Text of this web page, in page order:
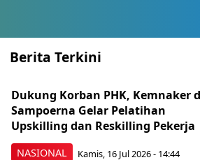
Berita Terkini
NASIONAL
Dukung Korban PHK, Kemnaker
Sampoerna Gelar Pelatihan
Upskilling dan Reskilling Pekerja
Kamis, 16 Jul 2026 - 14:44